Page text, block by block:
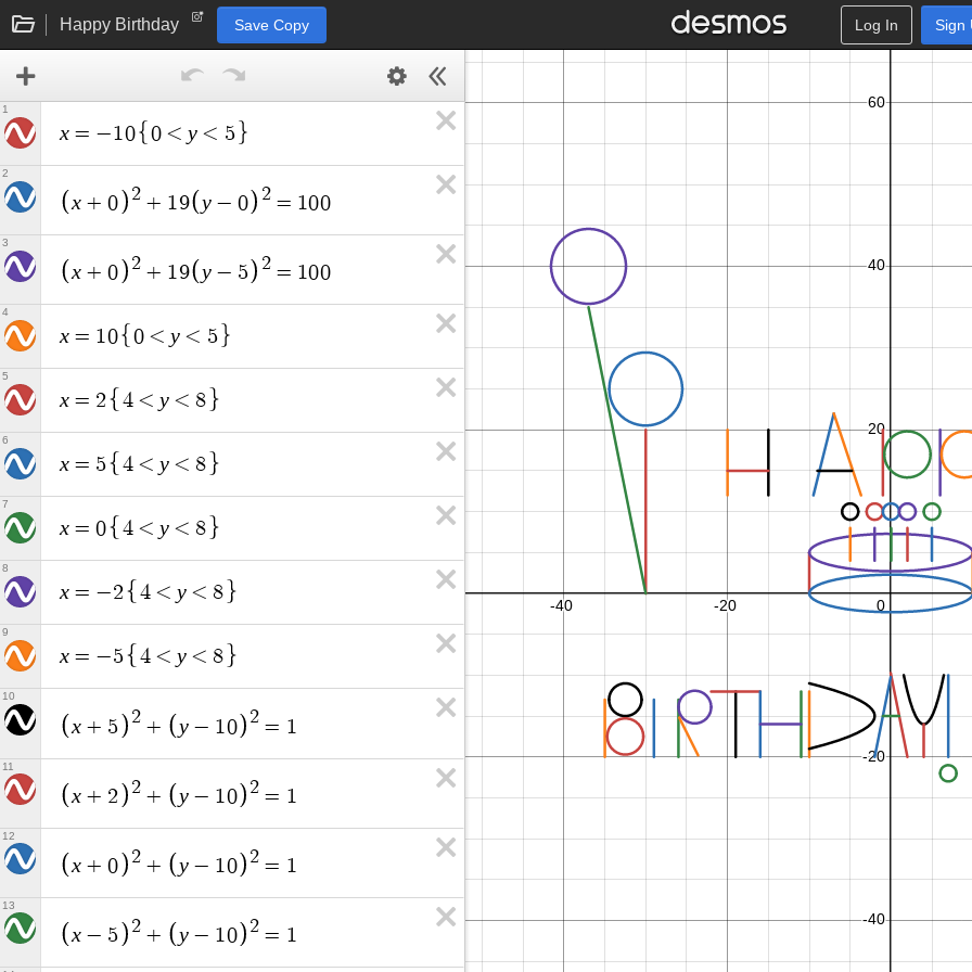
Happy Birthday Save Copy Log In Sign
x = −10 0 < y < 5
1
x + 0 2 + 19 y − 0 2 = 100
2
x + 0 2 + 19 y − 5 2 = 100
3
x = 10 0 < y < 5
4
x = 2 4 < y < 8
5
x = 5 4 < y < 8
6
x = 0 4 < y < 8
7
x = −2 4 < y < 8
8
x = −5 4 < y < 8
9
x + 5 2 + y − 1 0 2 = 1
10
x + 2 2 + y − 1 0 2 = 1
11
x + 0 2 + y − 1 0 2 = 1
12
x − 5 2 + y − 1 0 2 = 1
13